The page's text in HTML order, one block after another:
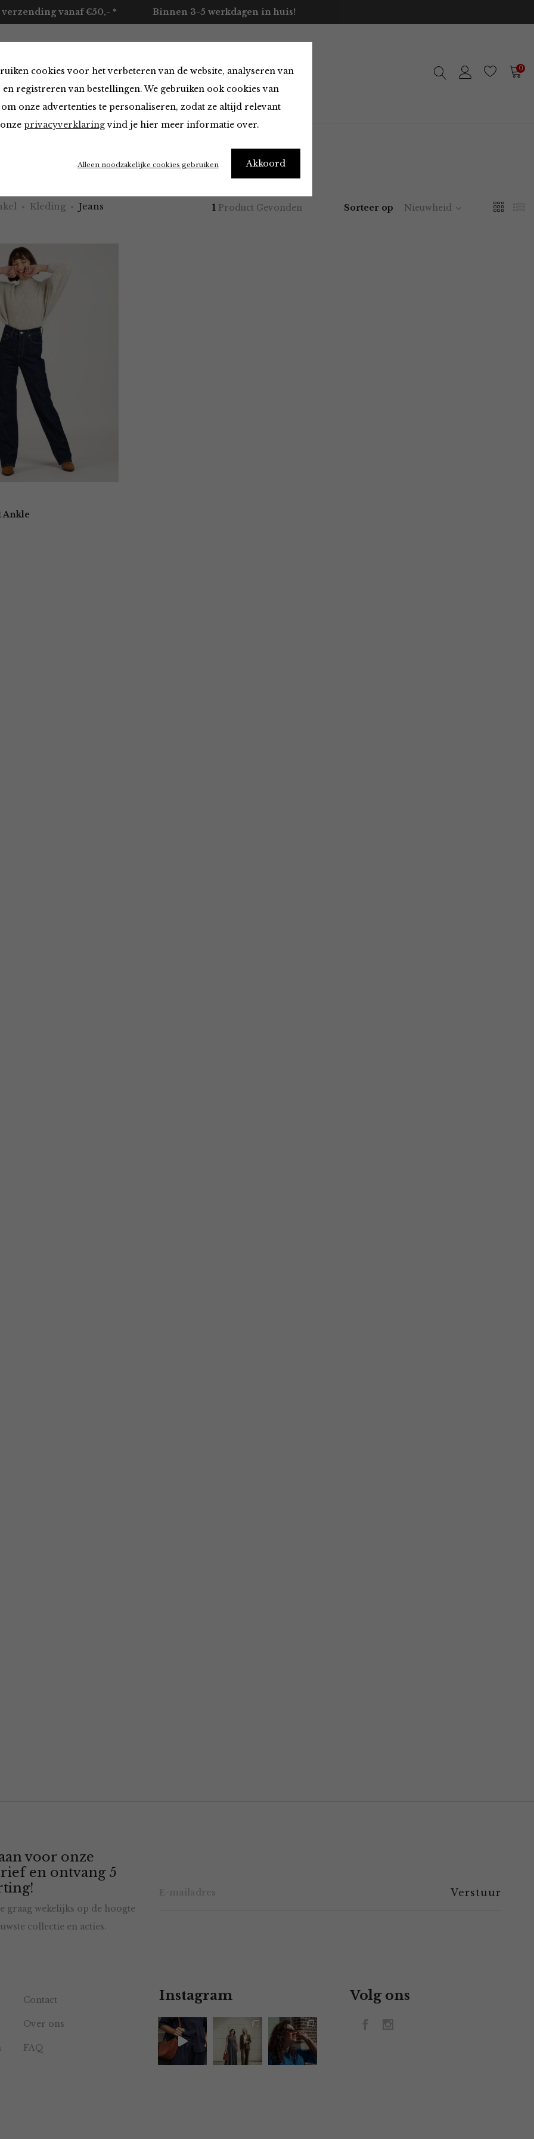
cookies voor het verbeteren van de website, analyseren van
en registreren van bestellingen. We gebruiken ook cookies van
onze advertenties te personaliseren, zodat ze altijd relevant
privacyverklaringvind je hier meer informatie over.
Akkoord
Alleen noodzakelijke cookies gebruiken
verzending vanaf €50,- * Binnen 3-5 werkdagen in huis!
Merken Over ons Contact 0
Kleding Jeans 1 Product Gevonden Sorteer op Nieuwheid
Ankle
voor onze
en ontvang 5
graag wekelijks op de hoogte
collectie en acties.
Contact
Over ons
FAQ
Instagram Volg ons